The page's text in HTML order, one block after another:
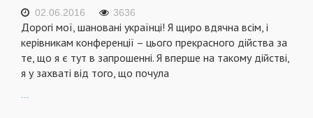
02.06.2016 3636
Дорогi мої, шанованi українцi! Я щиро вдячна всiм, i
керiвникам конференцiї – цього прекрасного дiйства за
те, що я є тут в запрошеннi. Я вперше на такому дiйствi,
я у захватi вiд того, що почула